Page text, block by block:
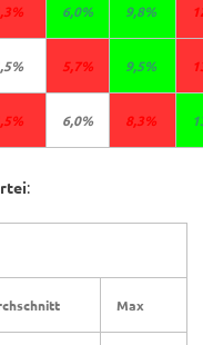
6,0% 9,8%
5,7% 9,5%
6,0% 8,3%
:
Max